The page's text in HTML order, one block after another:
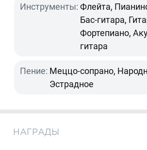
Инструменты: Флейта,
Бас-гитара,
Фортепиано,
гитара
Пение: Меццо-сопрано,
Эстрадное
НАГРАДЫ